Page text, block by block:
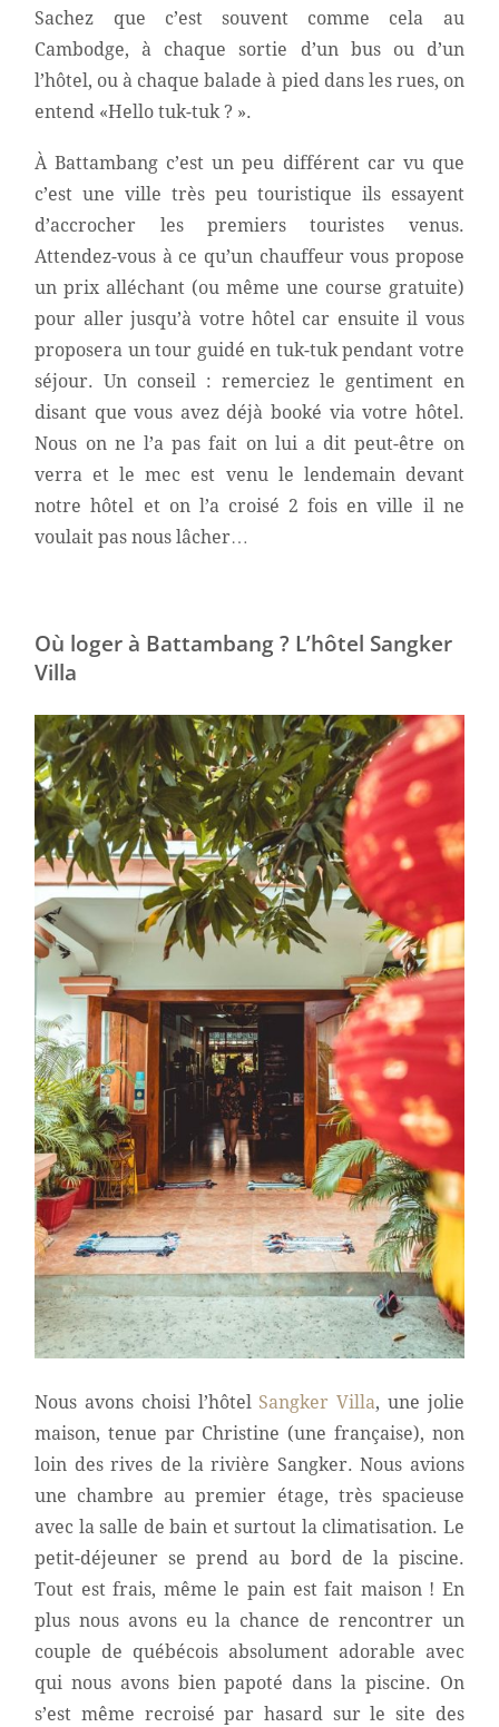
Sachez que c’est souvent comme cela au
Cambodge, à chaque sortie d’un bus ou d’un
l’hôtel, ou à chaque balade à pied dans les rues, on
entend «Hello tuk-tuk ? ».
À Battambang c’est un peu différent car vu que
c’est une ville très peu touristique ils essayent
d’accrocher les premiers touristes venus.
Attendez-vous à ce qu’un chauffeur vous propose
un prix alléchant (ou même une course gratuite)
pour aller jusqu’à votre hôtel car ensuite il vous
proposera un tour guidé en tuk-tuk pendant votre
séjour. Un conseil : remerciez le gentiment en
disant que vous avez déjà booké via votre hôtel.
Nous on ne l’a pas fait on lui a dit peut-être on
verra et le mec est venu le lendemain devant
notre hôtel et on l’a croisé 2 fois en ville il ne
voulait pas nous lâcher…
Où loger à Battambang ? L’hôtel Sangker
Villa
Nous avons choisi l’hôtel Sangker Villa, une jolie
maison, tenue par Christine (une française), non
loin des rives de la rivière Sangker. Nous avions
une chambre au premier étage, très spacieuse
avec la salle de bain et surtout la climatisation. Le
petit-déjeuner se prend au bord de la piscine.
Tout est frais, même le pain est fait maison ! En
plus nous avons eu la chance de rencontrer un
couple de québécois absolument adorable avec
qui nous avons bien papoté dans la piscine. On
s’est même recroisé par hasard sur le site des